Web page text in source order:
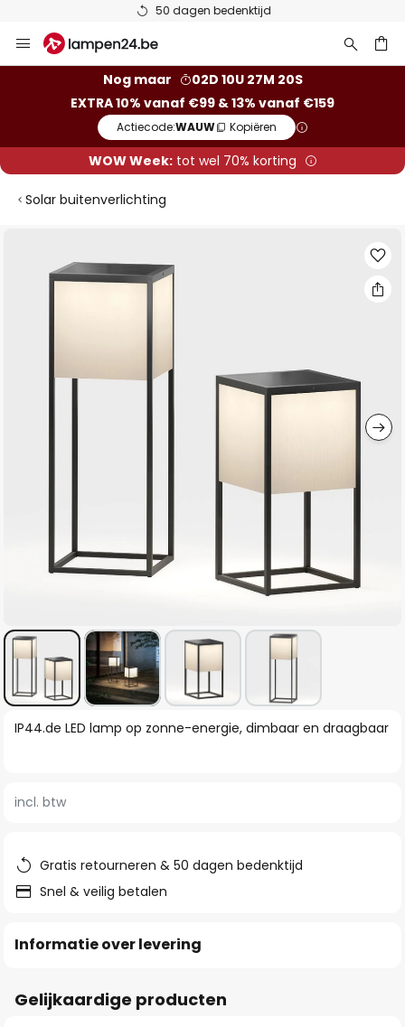
50 dagen bedenktijd
naar
Nog maar
02D 10U 27M 20S
EXTRA 10% vanaf €99 & 13% vanaf €159
Actiecode:WAUW Kopiëren
WOW Week:tot wel 70% korting
Solar buitenverlichting
afbeeldingen-
Ga
van
afbeeldingen-
gallerij
IP44.de LED lamp op zonne-energie, dimbaar en draagbaar
incl. btw
Gratis retourneren & 50 dagen bedenktijd
Snel & veilig betalen
Informatie over levering
Gelijkaardige producten